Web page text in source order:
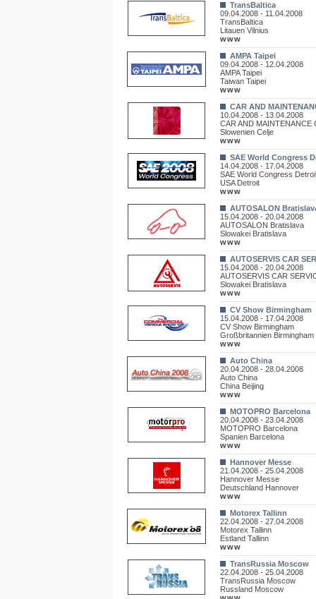
TransBaltica
09.04.2008 - 11.04.2008
TransBaltica
Litauen Vilnius
www
AMPA Taipei
09.04.2008 - 12.04.2008
AMPA Taipei
Taiwan Taipei
www
CAR AND
10.04.2008 - 13.04.2008
CAR AND MAINTENANCE
Slowenien Celje
www
SAE World Congress
14.04.2008 - 17.04.2008
SAE World Congress
USA Detroit
www
AUTOSALON
15.04.2008 - 20.04.2008
AUTOSALON Bratislava
Slowakei Bratislava
www
AUTOSERVIS CAR
15.04.2008 - 20.04.2008
AUTOSERVIS CAR
Slowakei Bratislava
www
CV Show Birmingham
15.04.2008 - 17.04.2008
CV Show Birmingham
Großbritannien Birmingham
www
Auto China
20.04.2008 - 28.04.2008
Auto China
China Beijing
www
MOTOPRO Barcelona
20.04.2008 - 23.04.2008
MOTOPRO Barcelona
Spanien Barcelona
www
Hannover Messe
21.04.2008 - 25.04.2008
Hannover Messe
Deutschland Hannover
www
Motorex Tallinn
22.04.2008 - 27.04.2008
Motorex Tallinn
Estland Tallinn
www
TransRussia Moscow
22.04.2008 - 25.04.2008
TransRussia Moscow
Russland Moscow